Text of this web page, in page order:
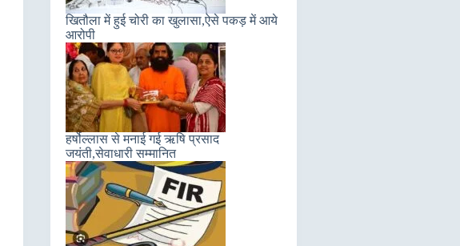
खितौला में हुई चोरी का खुलासा,ऐसे पकड़ में आये
आरोपी
हर्षोल्लास से मनाई गई ऋषि प्रसाद
जयंती,सेवाधारी सम्मानित